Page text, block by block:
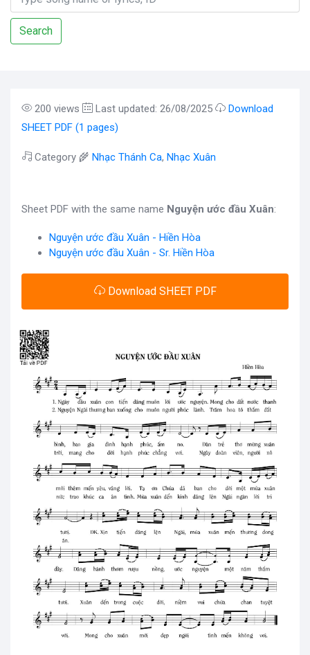
Search
200 views Last updated: 26/08/2025
Download
SHEET PDF (1 pages)
Category 🌾 Nhạc Thánh Ca, Nhạc Xuân
Sheet PDF with the same name Nguyện ước đầu Xuân:
Nguyện ước đầu Xuân - Hiền Hòa
Nguyện ước đầu Xuân - Sr. Hiền Hòa
Download SHEET PDF